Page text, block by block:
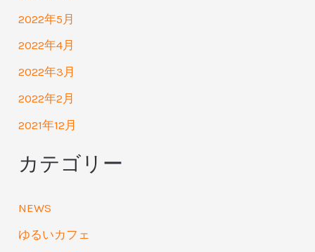
2022年5月
2022年4月
2022年3月
2022年2月
2021年12月
カテゴリー
NEWS
ゆるいカフェ